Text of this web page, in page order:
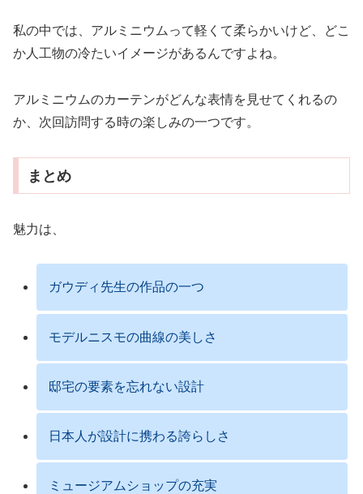
私の中では、アルミニウムって軽くて柔らかいけど、どこ
か人工物の冷たいイメージがあるんですよね。
アルミニウムのカーテンがどんな表情を見せてくれるの
か、次回訪問する時の楽しみの一つです。
まとめ
魅力は、
ガウディ先生の作品の一つ
モデルニスモの曲線の美しさ
邸宅の要素を忘れない設計
日本人が設計に携わる誇らしさ
ミュージアムショップの充実